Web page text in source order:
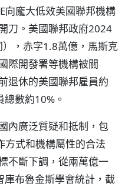
向龐大低效美國聯邦機構
刀。美國聯邦政府2024
，赤字1.8萬億，馬斯克
際開發署等機構被關
退休的美國聯邦雇員約
數約10%。
內廣泛質疑和抵制，包
方式和機構屬性的合法
不斷下調，從兩萬億一
布魯金斯學會統計，截